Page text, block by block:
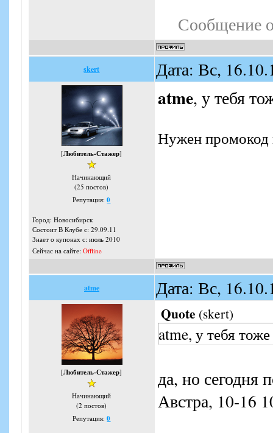
Сообщение
skert Дата: Вс,
[Любитель-Стажер]
Начинающий
(25 постов)
Репутация:0
Город: Новосибирск
Состоит В Клубе с: 29.09.11
Знает о купонах с: июль 2010
Сейчас на сайте: Offline
atme, у тебя
Нужен промокод
atme Дата: Вс,
[Любитель-Стажер]
Начинающий
(2 постов)
Репутация:0
Quote (skert)
atme, у тебя
да, но сегодня
Австра, 10-16